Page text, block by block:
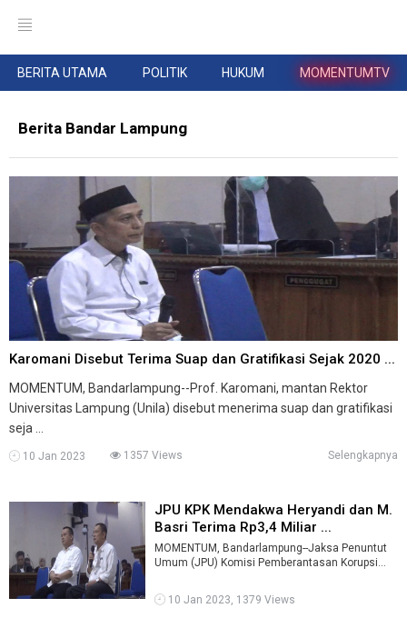
BERITA UTAMA POLITIK HUKUM MOMENTUMTV
Berita Bandar Lampung
Karomani Disebut Terima Suap dan Gratifikasi Sejak 2020 ...
MOMENTUM, Bandarlampung--Prof. Karomani, mantan Rektor
Universitas Lampung (Unila) disebut menerima suap dan gratifikasi
seja ...
10 Jan 2023 1357 Views Selengkapnya
JPU KPK Mendakwa Heryandi dan M.
Basri Terima Rp3,4 Miliar ...
MOMENTUM, Bandarlampung--Jaksa Penuntut
Umum (JPU) Komisi Pemberantasan Korupsi
menerima ...
10 Jan 2023, 1379 Views